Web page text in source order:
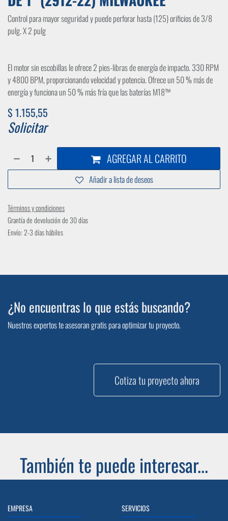
Control para mayor seguridad y puede perforar hasta (125) orificios de 3/8
pulg. X 2 pulg
El motor sin escobillas le ofrece 2 pies-libras de energía de impacto. 330 RPM
y 4800 BPM, proporcionando velocidad y potencia. Ofrece un 50 % más de
energía y funciona un 50 % más fría que las baterías M18™
$ 1.155,55
Solicitar
AGREGAR AL CARRITO
Añadir a lista de deseos
Términos y condiciones
Grantía de devolución de 30 días
Envío: 2-3 días hábiles
¿No encuentras lo que estás buscando?
Nuestros expertos te asesoran gratis para optimizar tu proyecto.
Cotiza tu proyecto ahora
También te puede interesar...
EMPRESA
SERVICIOS